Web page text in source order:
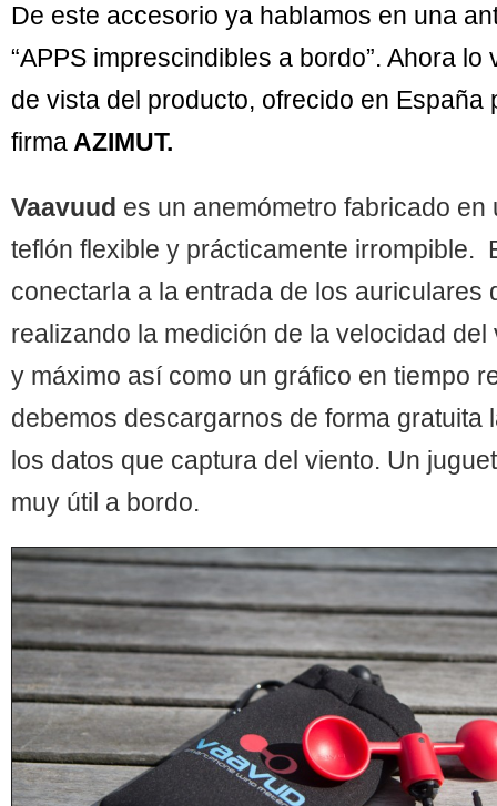
De este accesorio ya hablamos en una
“APPS imprescindibles a bordo”. Ahora
de vista del producto, ofrecido en España
firma AZIMUT.
Vaavuud es un anemómetro fabricado en
teflón flexible y prácticamente irrompible.
conectarla a la entrada de los auriculares
realizando la medición de la velocidad
y máximo así como un gráfico en tiempo
debemos descargarnos de forma gratuita
los datos que captura del viento. Un
muy útil a bordo.